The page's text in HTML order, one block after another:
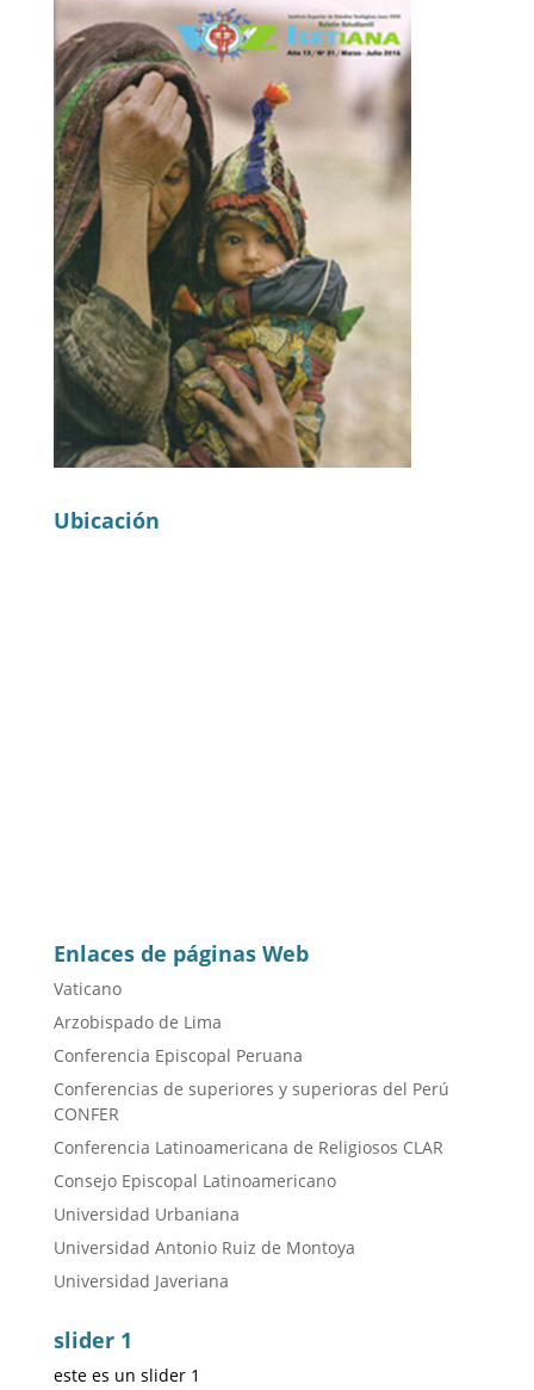
Ubicación
Enlaces de páginas Web
Vaticano
Arzobispado de Lima
Conferencia Episcopal Peruana
Conferencias de superiores y superioras del Perú
CONFER
Conferencia Latinoamericana de Religiosos CLAR
Consejo Episcopal Latinoamericano
Universidad Urbaniana
Universidad Antonio Ruiz de Montoya
Universidad Javeriana
slider 1
este es un slider 1